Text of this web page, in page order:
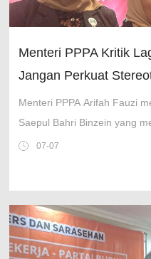
Menteri PPPA Kritik
Jangan Perkuat
Menteri PPPA Arifah Fauzi
Saepul Bahri Binzein yang
'Lalaki Langit, Lalanang Bejat'.
07-07